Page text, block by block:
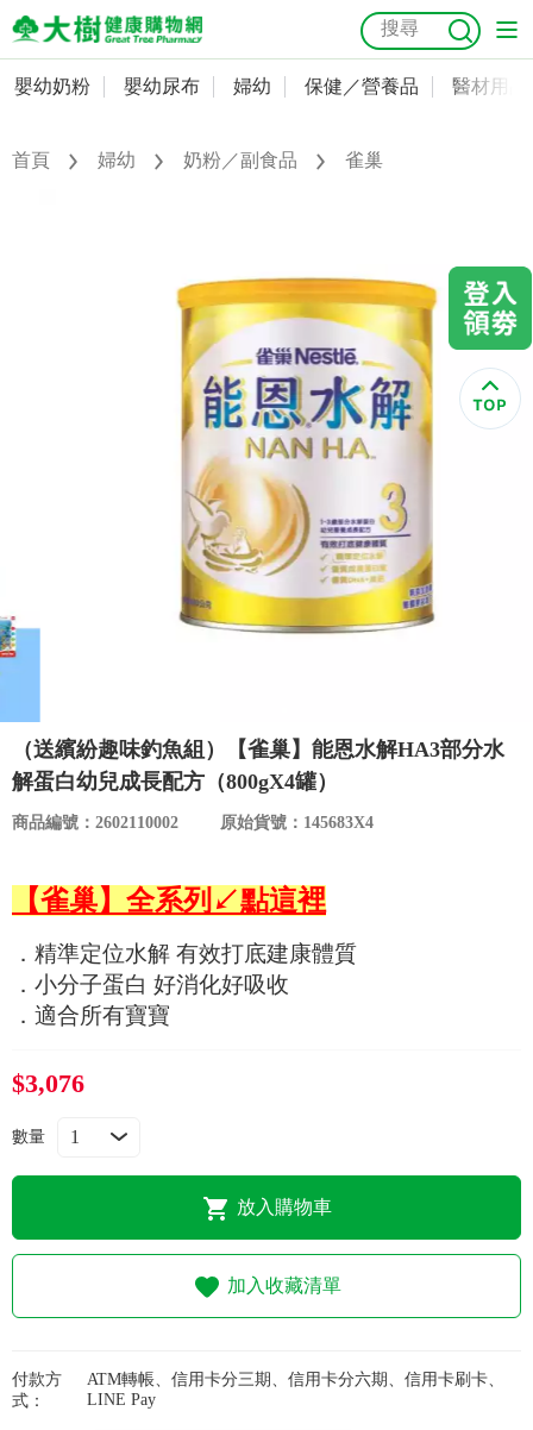
嬰幼奶粉
嬰幼尿布
寵物
優惠活動
關於我們
購物流程
會員專區
常見問題
折價券、紅利說明
抗菌 尿布 大樹獨家 益生菌 魚油 幼兒米餅
會員資料及密碼修改
常用收件人清單
登入
嬰幼奶粉 嬰幼尿布 婦幼 保健／營養品 醫材用品
首頁 婦幼 奶粉／副食品 雀巢
（送繽紛趣味釣魚組）【雀巢】能恩水解HA3部分水
解蛋白幼兒成長配方（800gX4罐）
商品編號：2602110002 原始貨號：145683X4
【雀巢】全系列↙點這裡
．精準定位水解 有效打底建康體質
．小分子蛋白 好消化好吸收
．適合所有寶寶
$3,076
數量
放入購物車
加入收藏清單
付款方
式：
ATM轉帳、信用卡分三期、信用卡分六期、信用卡刷卡、
LINE Pay